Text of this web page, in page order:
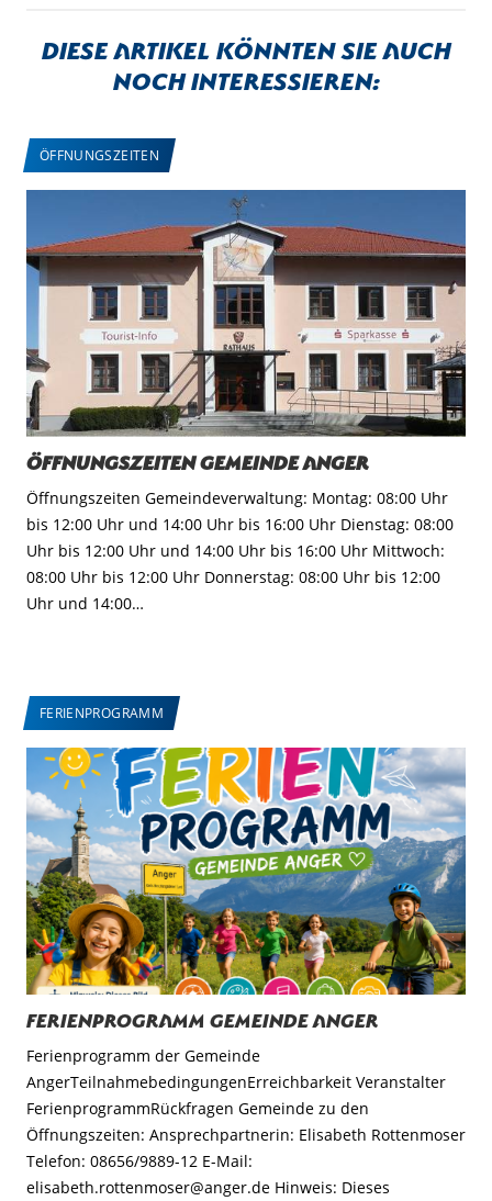
Diese Artikel könnten sie auch
noch interessieren:
ÖFFNUNGSZEITEN
Öffnungszeiten Gemeinde Anger
Öffnungszeiten Gemeindeverwaltung: Montag: 08:00 Uhr
bis 12:00 Uhr und 14:00 Uhr bis 16:00 Uhr Dienstag: 08:00
Uhr bis 12:00 Uhr und 14:00 Uhr bis 16:00 Uhr Mittwoch:
08:00 Uhr bis 12:00 Uhr Donnerstag: 08:00 Uhr bis 12:00
Uhr und 14:00…
FERIENPROGRAMM
Ferienprogramm Gemeinde Anger
Ferienprogramm der Gemeinde
AngerTeilnahmebedingungenErreichbarkeit Veranstalter
FerienprogrammRückfragen Gemeinde zu den
Öffnungszeiten: Ansprechpartnerin: Elisabeth Rottenmoser
Telefon: 08656/9889-12 E-Mail:
elisabeth.rottenmoser@anger.de Hinweis: Dieses